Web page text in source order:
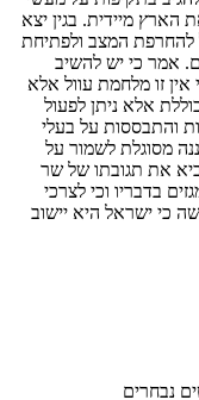
הארץ מיידית. בגין יצא
להחרפת המצב ולפתיחת
אמר כי יש להשיב
זו מלחמת עוול אלא
אלא ניתן לפעול
והתבססות על בעלי
מסוגלת לשמור על
את תגובתו של שר
בדבריו וכי לצרכי
כי ישראל היא יישוב
נבחרים